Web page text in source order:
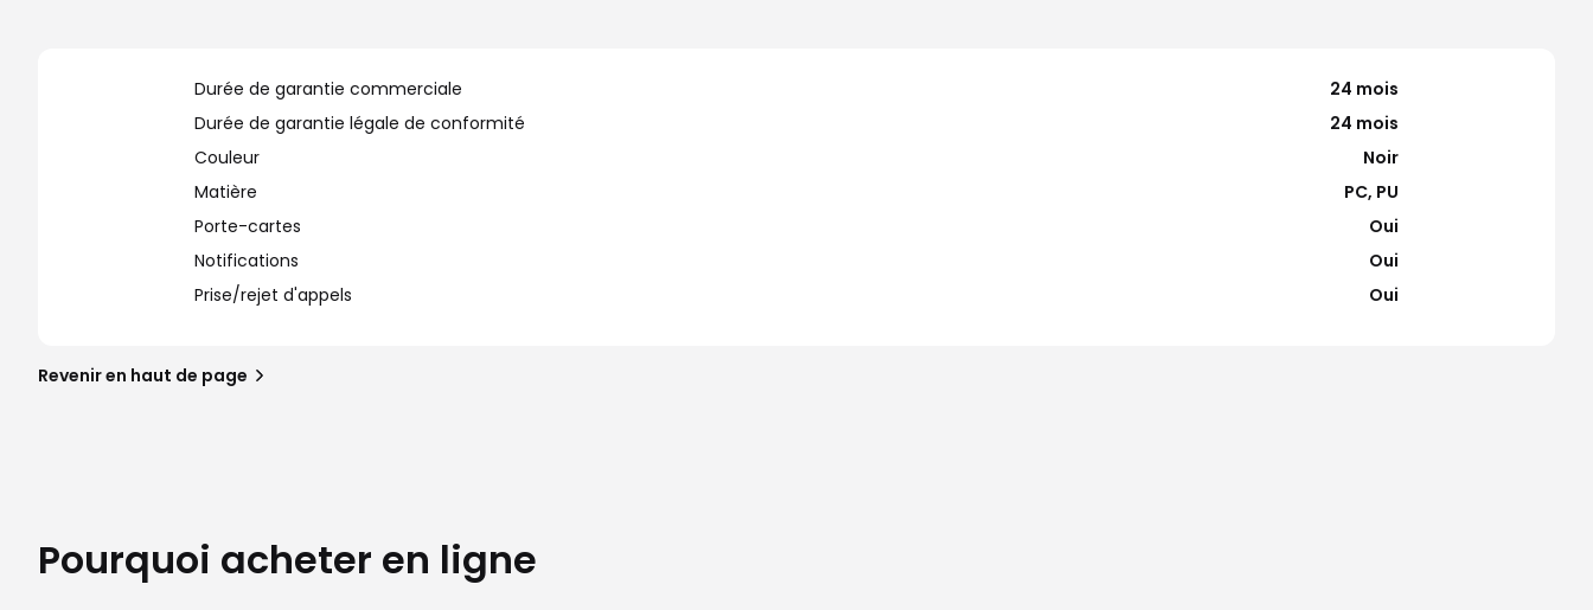
Durée de garantie commerciale
24 mois
Durée de garantie légale de conformité
24 mois
Couleur
Noir
Matière
PC, PU
Porte-cartes
Oui
Notifications
Oui
Prise/rejet d'appels
Oui
Revenir en haut de page
Pourquoi acheter en ligne